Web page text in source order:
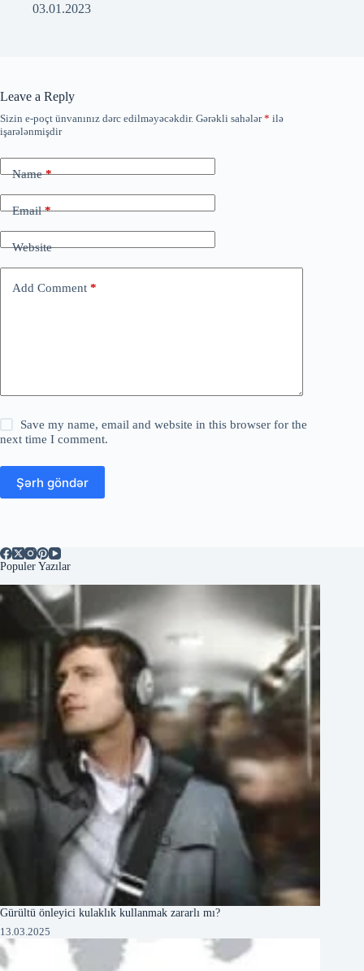
03.01.2023
Leave a Reply
Sizin e-poçt ünvanınız dərc edilməyəcəkdir. Gərəkli sahələr* ilə
işarələnmişdir
Name*
Email*
Website
Add Comment *
Save my name, email and website in this browser for the
next time I comment.
Şərh göndər
Populer Yazılar
Gürültü önleyici kulaklık kullanmak zararlı mı?
13.03.2025